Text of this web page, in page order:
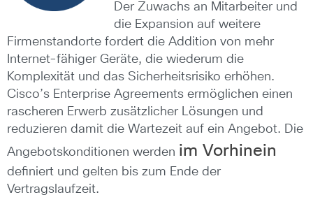
Der Zuwachs an Mitarbeiter und
die Expansion auf weitere
Firmenstandorte fordert die Addition von mehr
Internet-fähiger Geräte, die wiederum die
Komplexität und das Sicherheitsrisiko erhöhen.
Cisco’s Enterprise Agreements ermöglichen einen
rascheren Erwerb zusätzlicher Lösungen und
reduzieren damit die Wartezeit auf ein Angebot. Die
Angebotskonditionen werden im Vorhinein
definiert und gelten bis zum Ende der
Vertragslaufzeit.